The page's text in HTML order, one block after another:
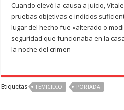
Cuando elevó la causa a juicio,
pruebas objetivas e indicios
lugar del hecho fue «alterado o
seguridad que funcionaba en la
la noche del crimen
Etiquetas FEMICIDIO PORTADA